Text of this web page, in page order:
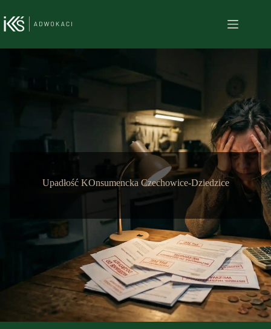
do
treści
Upadłość KOnsumencka Czechowice-Dziedzice